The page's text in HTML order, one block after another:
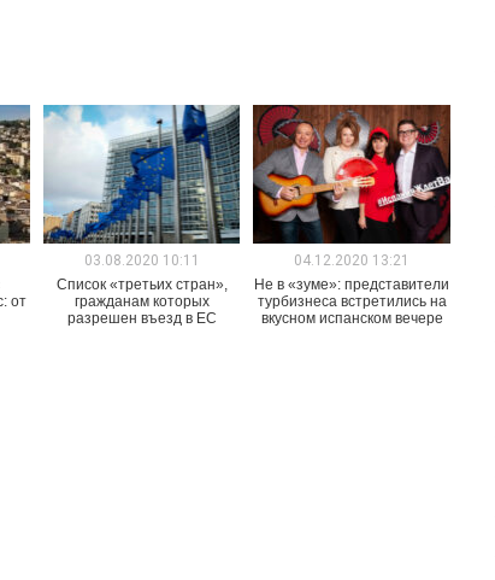
от
03.08.2020 10:11
Список «третьих стран»,
гражданам которых
разрешен въезд в ЕС
04.12.2020 13:21
Не в «зуме»: представители
турбизнеса встретились на
вкусном испанском вечере